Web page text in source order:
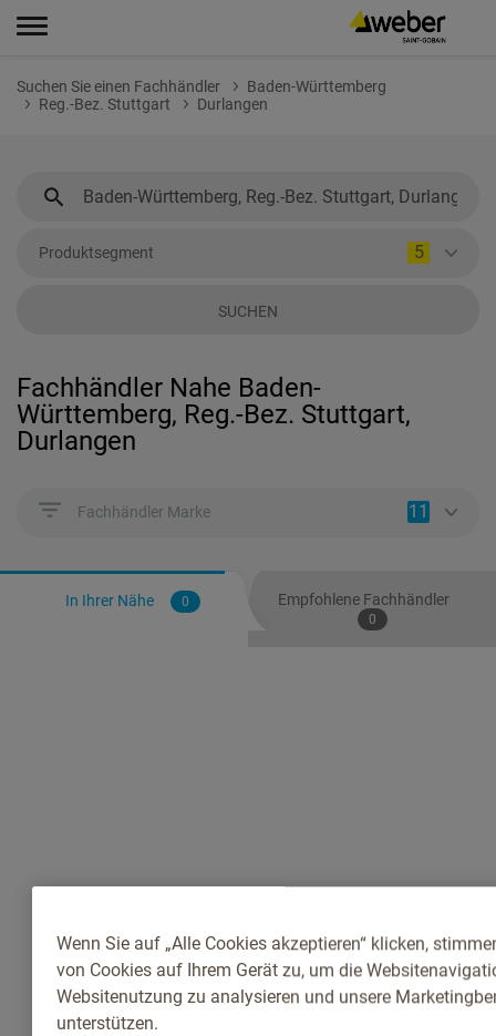
Suchen Sie einen Fachhändler
Baden-Württemberg
Reg.-Bez. Stuttgart
Durlangen
Produktsegment 5
SUCHEN
Fachhändler Nahe Baden-
Württemberg, Reg.-Bez. Stuttgart,
Durlangen
Fachhändler Marke 11
In Ihrer Nähe 0 Empfohlene Fachhändler
0
Wenn Sie auf „Alle Cookies akzeptieren“ klicken,
von Cookies auf Ihrem Gerät zu, um die
Websitenutzung zu analysieren und unsere
unterstützen.